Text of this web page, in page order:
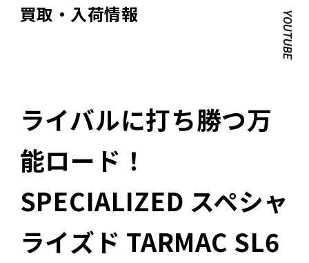
買取・入荷情報 YOUTUBE
ライバルに打ち勝つ万
能ロード！
SPECIALIZED スペシャ
ライズド TARMAC SL6